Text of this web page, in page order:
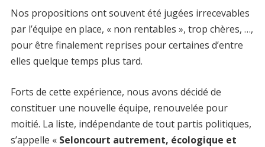
Nos propositions ont souvent été jugées irrecevables
par l’équipe en place, « non rentables », trop chères, …,
pour être finalement reprises pour certaines d’entre
elles quelque temps plus tard.
Forts de cette expérience, nous avons décidé de
constituer une nouvelle équipe, renouvelée pour
moitié. La liste, indépendante de tout partis politiques,
s’appelle « Seloncourt autrement, écologique et